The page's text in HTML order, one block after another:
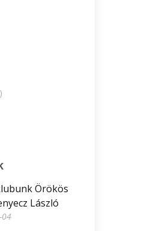
Örökös
László
04